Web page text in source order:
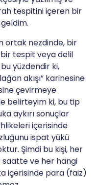
tespitini içeren bir
ortak nezdinde, bir
bir tespit veya delil
yüzdendir ki,
akışı” karinesine
çevirmeye
belirteyim ki, bu tip
aykırı sonuçlar
içerisinde
ispat yükü
Şimdi bu kişi, her
saatte ve her hangi
içerisinde para (faiz)